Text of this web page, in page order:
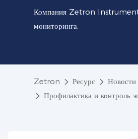
Компания Zetron Instrument
мониторинга.
Zetron Ресурс Новости
Профилактика и контроль